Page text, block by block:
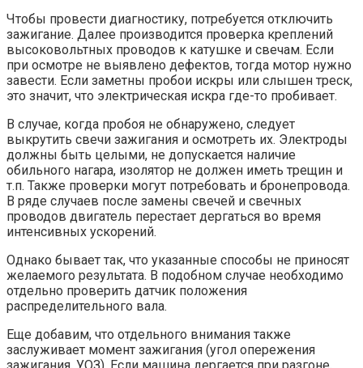
Чтобы провести диагностику, потребуется отключить
зажигание. Далее производится проверка креплений
высоковольтных проводов к катушке и свечам. Если
при осмотре не выявлено дефектов, тогда мотор нужно
завести. Если заметны пробои искры или слышен треск,
это значит, что электрическая искра где-то пробивает.
В случае, когда пробоя не обнаружено, следует
выкрутить свечи зажигания и осмотреть их. Электроды
должны быть целыми, не допускается наличие
обильного нагара, изолятор не должен иметь трещин и
т.п. Также проверки могут потребовать и бронепровода.
В ряде случаев после замены свечей и свечных
проводов двигатель перестает дергаться во время
интенсивных ускорений.
Однако бывает так, что указанные способы не приносят
желаемого результата. В подобном случае необходимо
отдельно проверить датчик положения
распределительного вала.
Еще добавим, что отдельного внимания также
заслуживает момент зажигания (угол опережения